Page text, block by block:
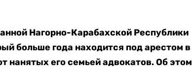
Нагорно-Карабахской Республики
больше года находится под арестом в
нанятых его семьей адвокатов. Об этом